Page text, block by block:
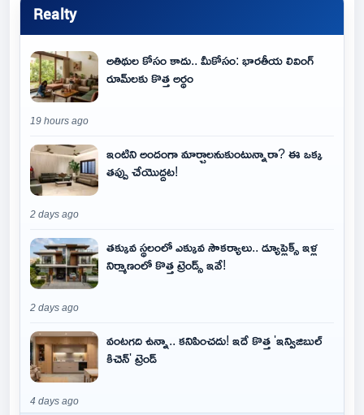
Realty
అతిథుల కోసం కాదు.. మీకోసం: భారతీయ లివింగ్
రూమ్‌లకు కొత్త అర్థం
19 hours ago
ఇంటిని అందంగా మార్చాలనుకుంటున్నారా? ఈ ఒక్క
తప్పు చేయొద్దట!
2 days ago
తక్కువ స్థలంలో ఎక్కువ సౌకర్యాలు.. డ్యూప్లెక్స్ ఇళ్ల
నిర్మాణంలో కొత్త ట్రెండ్స్ ఇవే!
2 days ago
వంటగది ఉన్నా.. కనిపించదు! ఇదే కొత్త 'ఇన్విజిబుల్
కిచెన్' ట్రెండ్
4 days ago